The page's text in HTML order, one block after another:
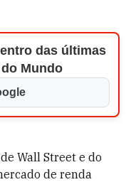
das últimas
Mundo
Wall Street e do
de renda